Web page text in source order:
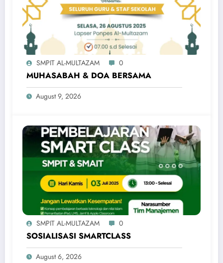
SMPIT AL-MULTAZAM 0
MUHASABAH & DOA BERSAMA
August 9, 2026
SMPIT AL-MULTAZAM 0
SOSIALISASI SMARTCLASS
August 6, 2026